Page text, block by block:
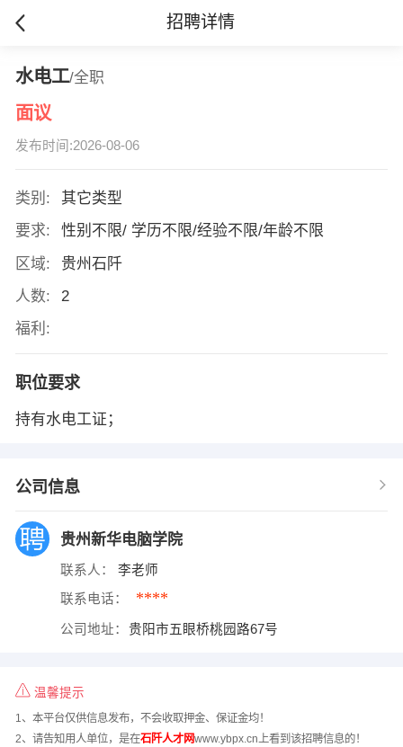
招聘详情
水电工/全职
面议
发布时间:2026-08-06
类别:
其它类型
要求:
性别不限/ 学历不限/经验不限/年龄不限
区域:
贵州石阡
人数:
2
福利:
职位要求
持有水电工证；
公司信息
贵州新华电脑学院
联系人： 李老师
联系电话： ****
公司地址： 贵阳市五眼桥桃园路67号
温馨提示
1、本平台仅供信息发布，不会收取押金、保证金均！
2、请告知用人单位，是在石阡人才网www.ybpx.cn上看到该招聘信息的！